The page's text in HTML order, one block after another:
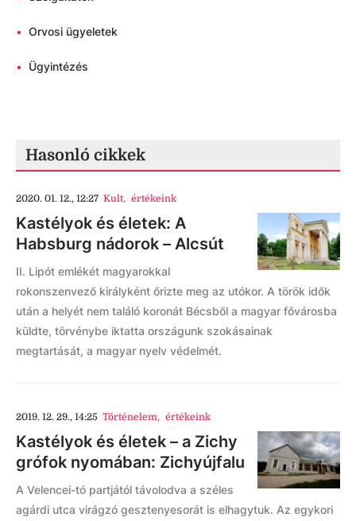
• Orvosi ügyeletek
• Ügyintézés
Hasonló cikkek
2020. 01. 12., 12:27 Kult, értékeink
Kastélyok és életek: A
Habsburg nádorok – Alcsút
II. Lipót emlékét magyarokkal
rokonszenvező királyként őrizte meg az utókor. A török idők
után a helyét nem találó koronát Bécsből a magyar fővárosba
küldte, törvénybe iktatta országunk szokásainak
megtartását, a magyar nyelv védelmét.
2019. 12. 29., 14:25 Történelem, értékeink
Kastélyok és életek – a Zichy
grófok nyomában: Zichyújfalu
A Velencei-tó partjától távolodva a széles
agárdi utca virágzó gesztenyesorát is elhagytuk. Az egykori